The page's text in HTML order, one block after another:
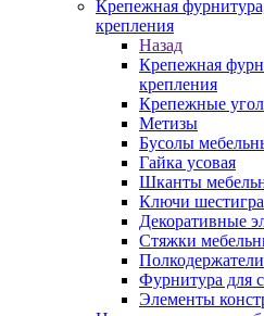
Крепежная
крепления
Назад
Крепежная
крепления
Крепежные
Метизы
Бусолы
Гайка усовая
Шканты
Ключи
Декоративные
Стяжки
Полкодержатели
Фурнитура для
Элементы